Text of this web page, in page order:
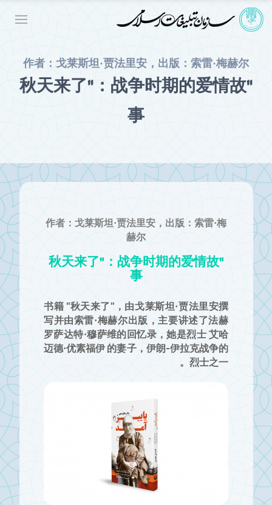
作者：戈莱斯坦·贾法里安，出版：索雷·梅赫尔
"秋天来了"：战争时期的爱情故
事
作者：戈莱斯坦·贾法里安，出版：索雷·梅
赫尔
"秋天来了"：战争时期的爱情故
事
书籍 "秋天来了"，由戈莱斯坦·贾法里安撰
写并由索雷·梅赫尔出版，主要讲述了法赫
罗萨达特·穆萨维的回忆录，她是烈士 艾哈
迈德·优素福伊 的妻子，伊朗-伊拉克战争的
烈士之一。